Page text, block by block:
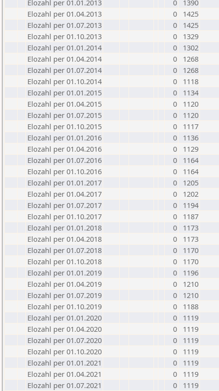
Elozahl per 01.01.2013
0
1390
Elozahl per 01.04.2013
0
1425
Elozahl per 01.07.2013
0
1425
Elozahl per 01.10.2013
0
1329
Elozahl per 01.01.2014
0
1302
Elozahl per 01.04.2014
0
1268
Elozahl per 01.07.2014
0
1268
Elozahl per 01.10.2014
0
1118
Elozahl per 01.01.2015
0
1134
Elozahl per 01.04.2015
0
1120
Elozahl per 01.07.2015
0
1120
Elozahl per 01.10.2015
0
1117
Elozahl per 01.01.2016
0
1136
Elozahl per 01.04.2016
0
1129
Elozahl per 01.07.2016
0
1164
Elozahl per 01.10.2016
0
1164
Elozahl per 01.01.2017
0
1205
Elozahl per 01.04.2017
0
1202
Elozahl per 01.07.2017
0
1194
Elozahl per 01.10.2017
0
1187
Elozahl per 01.01.2018
0
1173
Elozahl per 01.04.2018
0
1173
Elozahl per 01.07.2018
0
1170
Elozahl per 01.10.2018
0
1170
Elozahl per 01.01.2019
0
1196
Elozahl per 01.04.2019
0
1210
Elozahl per 01.07.2019
0
1210
Elozahl per 01.10.2019
0
1188
Elozahl per 01.01.2020
0
1119
Elozahl per 01.04.2020
0
1119
Elozahl per 01.07.2020
0
1119
Elozahl per 01.10.2020
0
1119
Elozahl per 01.01.2021
0
1119
Elozahl per 01.04.2021
0
1119
Elozahl per 01.07.2021
0
1119